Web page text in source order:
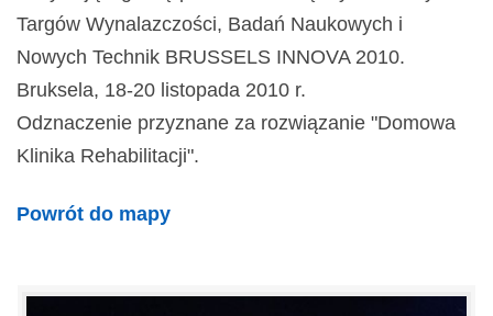
Targów Wynalazczości, Badań Naukowych i
Nowych Technik BRUSSELS INNOVA 2010.
Bruksela, 18-20 listopada 2010 r.
Odznaczenie przyznane za rozwiązanie "Domowa
Klinika Rehabilitacji".
Powrót do mapy